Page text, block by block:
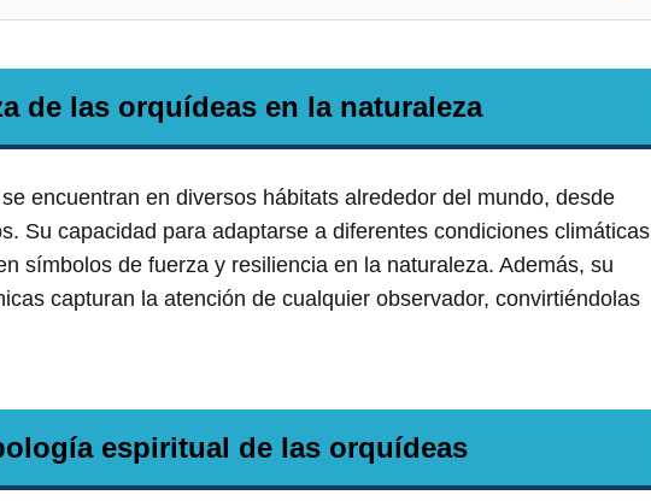
de las orquídeas en la naturaleza
encuentran en diversos hábitats alrededor del mundo, desde
Su capacidad para adaptarse a diferentes condiciones climáticas
símbolos de fuerza y resiliencia en la naturaleza. Además, su
capturan la atención de cualquier observador, convirtiéndolas
espiritual de las orquídeas